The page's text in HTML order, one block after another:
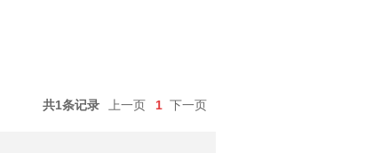
共1条记录 上一页 1 下一页